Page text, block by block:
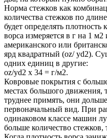
Норма стежков как
количества стежков по
будет определять
ворса измеряется в г на 1
американского или
ярд квадратный (oz/ yd2).
одних единиц в другие:
oz/yd2 х 34 = г/м2.
Ковровые покрытия с
местах большого движения,
труднее примять, они
первоначальный вид. При
одинаковом классе машин
больше количество